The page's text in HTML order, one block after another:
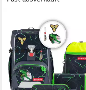
STEP BY STEP
Schulranzen Giant (5-tlg),
Polyester
(4)
ab 230,59 €
lieferbar - in 3-4 Werktagen
+3